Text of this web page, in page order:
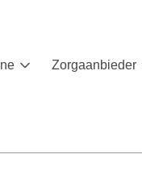
Zorgaanbieder